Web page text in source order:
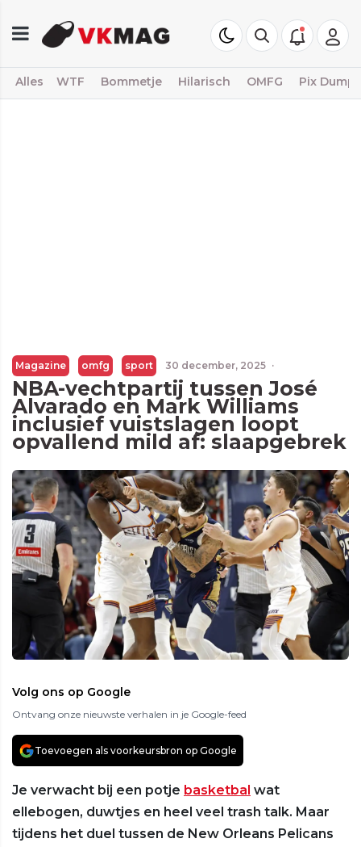
Alles WTF Bommetje Hilarisch OMFG Pix Dump
Magazine omfg sport 30 december, 2025 ·
NBA-vechtpartij tussen José
Alvarado en Mark Williams
inclusief vuistslagen loopt
opvallend mild af: slaapgebrek
Volg ons op Google
Ontvang onze nieuwste verhalen in je Google-feed
Toevoegen als voorkeursbron op Google
Je verwacht bij een potje basketbal wat
ellebogen, duwtjes en heel veel trash talk. Maar
tijdens het duel tussen de New Orleans Pelicans